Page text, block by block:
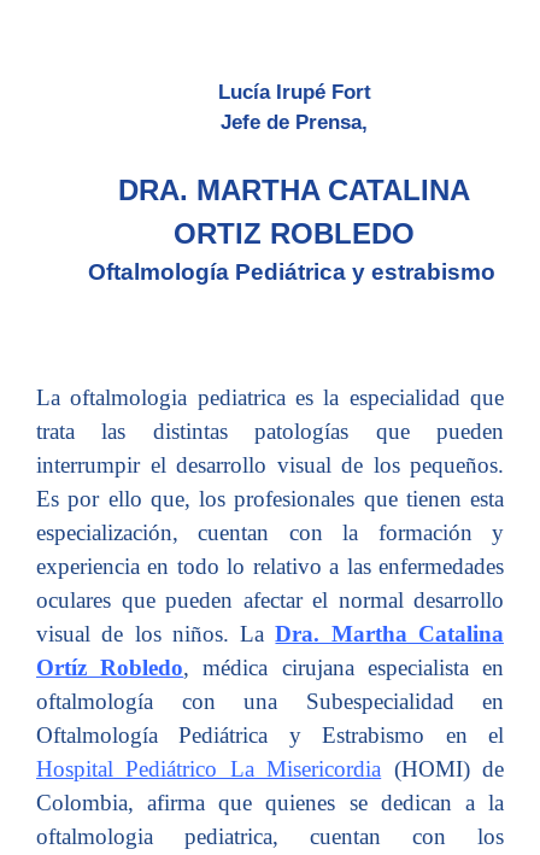
Lucía Irupé Fort
Jefe de Prensa,
DRA. MARTHA CATALINA
ORTIZ ROBLEDO
Oftalmología Pediátrica y estrabismo
La oftalmologia pediatrica es la especialidad que
trata las distintas patologías que pueden
interrumpir el desarrollo visual de los pequeños.
Es por ello que, los profesionales que tienen esta
especialización, cuentan con la formación y
experiencia en todo lo relativo a las enfermedades
oculares que pueden afectar el normal desarrollo
visual de los niños. LaDra. Martha Catalina
Ortíz Robledo, médica cirujana especialista en
oftalmología con una Subespecialidad en
Oftalmología Pediátrica y Estrabismo en el
Hospital Pediátrico La Misericordia (HOMI) de
Colombia, afirma que quienes se dedican a la
oftalmologia pediatrica, cuentan con los